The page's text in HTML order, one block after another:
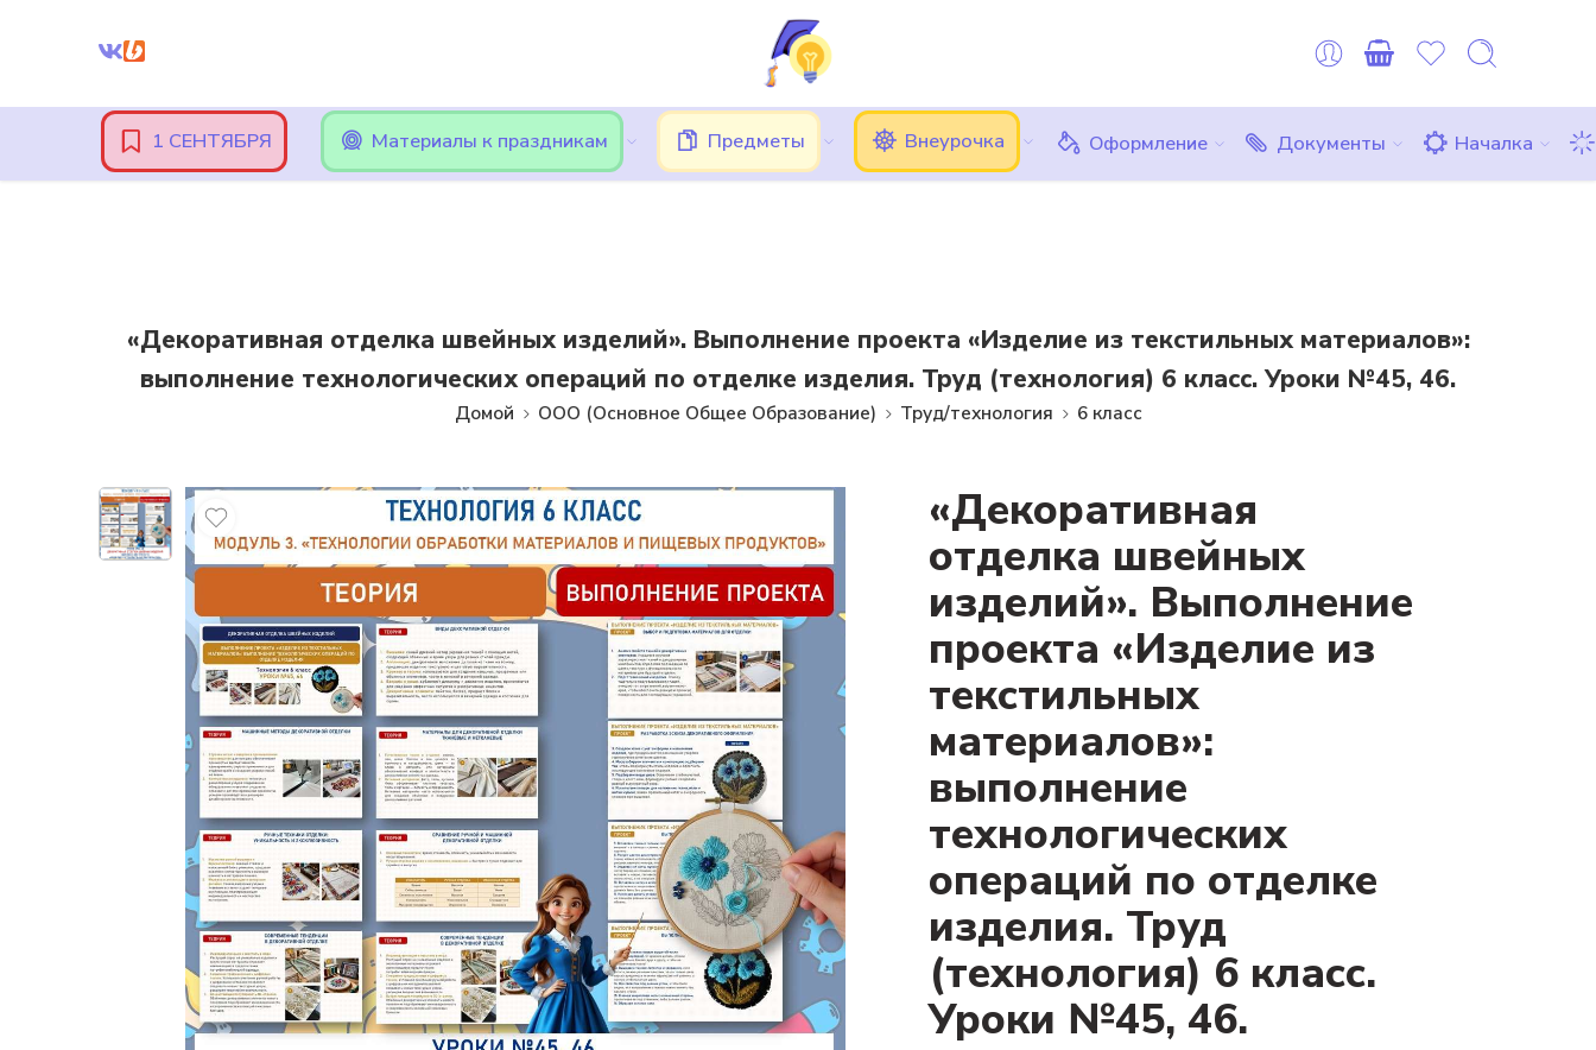
Внимание! При оплате картами Сбербанка, могут возникнуть трудности при вводе кода подтверждения, в этом случае, оплату можно сделать картой любого другого банка или
Блог
1 СЕНТЯБРЯ
Материалы к праздникам Предметы Внеурочка Оформление Документы Началка
«Декоративная отделка швейных изделий». Выполнение проекта «Изделие из текстильных материалов»:
выполнение технологических операций по отделке изделия. Труд (технология) 6 класс. Уроки №45, 46.
Домой ООО (Основное Общее Образование) Труд/технология 6 класс
«Декоративная
отделка швейных
изделий». Выполнение
проекта «Изделие из
текстильных
материалов»:
выполнение
технологических
операций по отделке
изделия. Труд
(технология) 6 класс.
Уроки №45, 46.